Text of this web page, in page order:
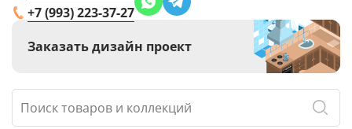
+7 (993) 223-37-27
Заказать дизайн проект